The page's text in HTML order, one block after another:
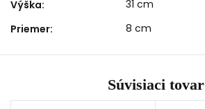
Výška:
31 cm
Priemer: 8 cm
Súvisiaci tovar